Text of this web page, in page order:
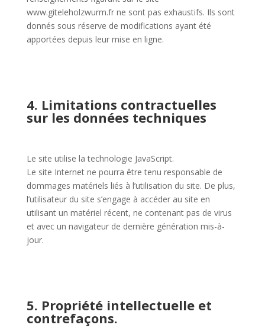
www.giteleholzwurm.fr ne sont pas exhaustifs. Ils sont
donnés sous réserve de modifications ayant été
apportées depuis leur mise en ligne.
4. Limitations contractuelles
sur les données techniques
Le site utilise la technologie JavaScript.
Le site Internet ne pourra être tenu responsable de
dommages matériels liés à l’utilisation du site. De plus,
l’utilisateur du site s’engage à accéder au site en
utilisant un matériel récent, ne contenant pas de virus
et avec un navigateur de dernière génération mis-à-
jour.
5. Propriété intellectuelle et
contrefaçons.